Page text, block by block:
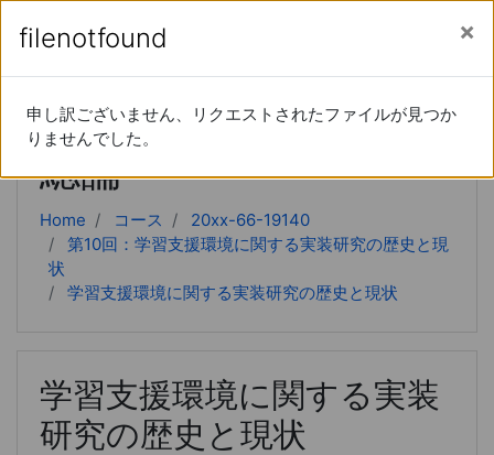
サイドパネル
あなたは現在ゲストアクセスを利用しています (ロ
グイン )
教授システム学研究
総論
Home コース
20xx-66-19140
第10回：学習支援環境に関する実装研究の歴史と現
状
学習支援環境に関する実装研究の歴史と現状
学習支援環境に関する実装
研究の歴史と現状
filenotfound
申し訳ございません、リクエストされたファイルが見つか
りませんでした。
filenotfound
申し訳ございません、リクエストされたファイルが見つか
りませんでした。